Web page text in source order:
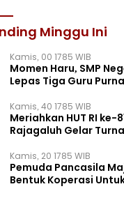
Minggu Ini
Kamis, 00 1785 WIB
Momen Haru, SMP
Lepas Tiga Guru
Kamis, 40 1785 WIB
Meriahkan HUT RI ke-
Rajagaluh Gelar
Kamis, 20 1785 WIB
Pemuda Pancasila
Bentuk Koperasi